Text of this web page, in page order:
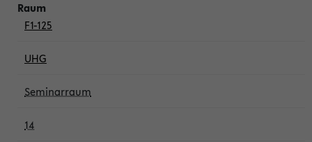
F1-125
UHG
Seminarraum
14